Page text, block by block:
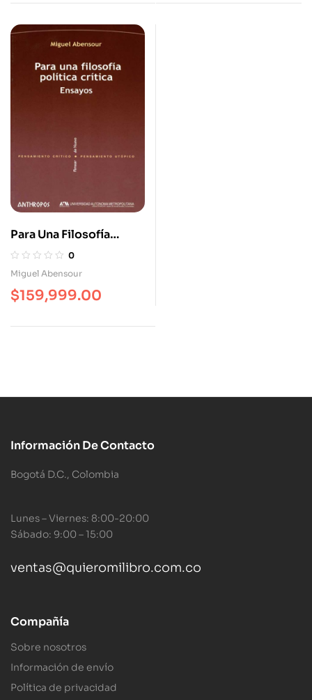
Para Una Filosofía
Política Critica Ensayos
0
Miguel Abensour
$159,999.00
Información De Contacto
Bogotá D.C., Colombia
Lunes – Viernes: 8:00-20:00
Sábado: 9:00 – 15:00
ventas@quieromilibro.com.co
Compañía
Sobre nosotros
Información de envío
Política de privacidad